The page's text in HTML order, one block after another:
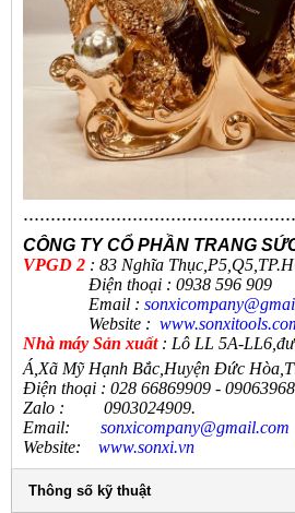
CÔNG TY CỔ PHẦN TRANG
VPGD 2 : 83 Nghĩa
Điện thoại : 0938 596 909
Email :
Website : www.sonxitools.
Nhà máy Sản xuất : Lô LL 5A-
Á,Xã Mỹ Hạnh Bắc,Huyện Đức
Điện thoại : 028 66869909 -
Zalo : 0903024909.
Email:
sonxicompany@gmail.com
Website:
www.sonxi.vn
Thông số kỹ thuật